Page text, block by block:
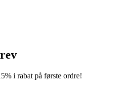
i rabat på første ordre!